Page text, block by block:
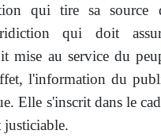
qui tire sa source
qui doit
mise au service du
l'information du
Elle s'inscrit dans le
justiciable.